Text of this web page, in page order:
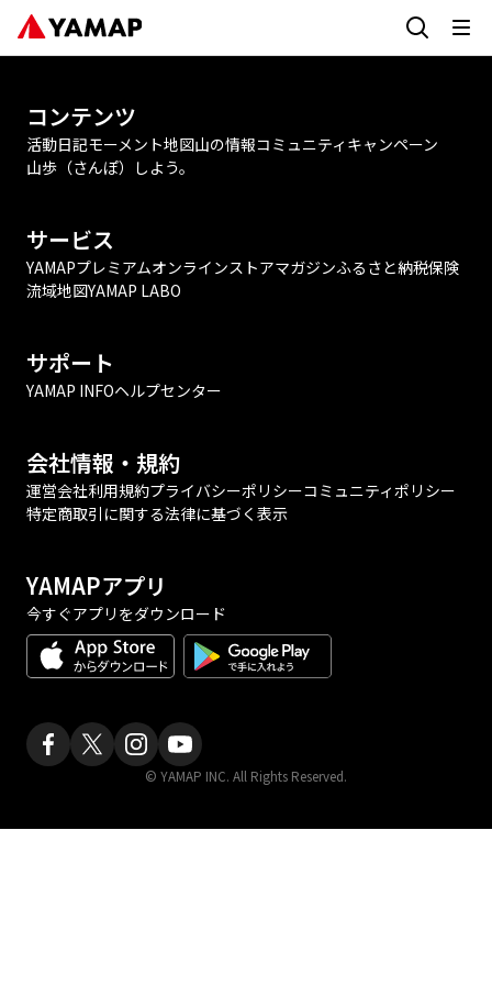
コンテンツ
活動日記モーメント地図山の情報コミュニティ キャンペーン
山歩（さんぽ）しよう。
サービス
YAMAPプレミアムオンラインストアマガジンふるさと納税保険
流域地図YAMAP LABO
サポート
YAMAP INFOヘルプセンター
会社情報・規約
運営会社利用規約プライバシーポリシーコミュニティポリシー
特定商取引に関する法律に基づく表示
YAMAPアプリ
今すぐアプリをダウンロード
© YAMAP INC. All Rights Reserved.